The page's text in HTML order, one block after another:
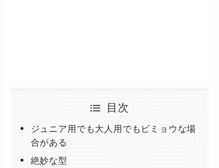
目次
ジュニア用でも大人用でもビミョウな場
合がある
絶妙な型